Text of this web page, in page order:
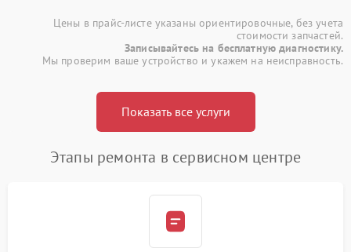
Цены в прайс-листе указаны ориентировочные, без учета
стоимости запчастей.
Записывайтесь на бесплатную диагностику.
Мы проверим ваше устройство и укажем на неисправность.
Показать все услуги
Этапы ремонта в сервисном центре